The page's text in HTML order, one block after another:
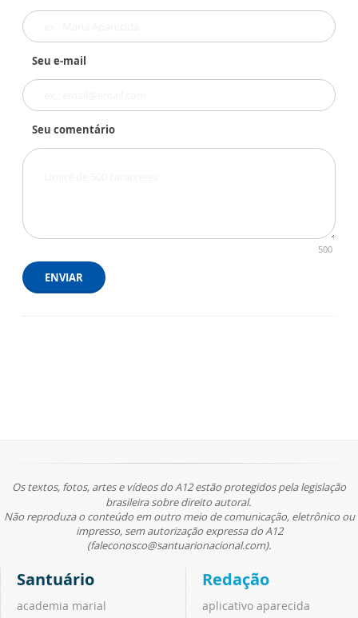
Seu e-mail
Seu comentário
500
ENVIAR
Os textos, fotos, artes e vídeos do A12 estão protegidos pela legislação
brasileira sobre direito autoral.
Não reproduza o conteúdo em outro meio de comunicação, eletrônico ou
impresso, sem autorização expressa do A12
(faleconosco@santuarionacional.com).
Santuário
academia marial
Redação
aplicativo aparecida